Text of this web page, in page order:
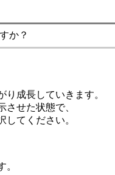
か？
成長していきます。
せた状態で、
てください。